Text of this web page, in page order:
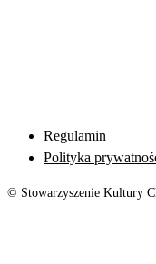
Regulamin
Polityka
© Stowarzyszenie Kultury